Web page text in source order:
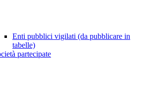
Enti pubblici vigilati (da pubblicare in
tabelle)
partecipate